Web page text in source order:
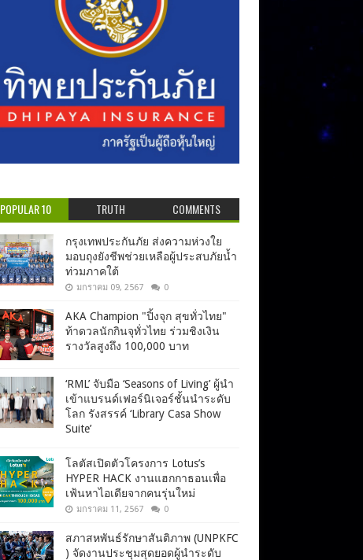
POPULAR 10 TRUTH COMMENTS
กรุงเทพประกันภัย ส่งความห่วงใย
มอบถุงยังชีพช่วยเหลือผู้ประสบภัยน้ำ
ท่วมภาคใต้
มกราคม 09, 2567 0
AKA Champion "ปิ้งจุก สุขทั่วไทย"
ท้าดวลนักกินจุทั่วไทย ร่วมชิงเงิน
รางวัลสูงถึง 100,000 บาท
‘RML’ จับมือ ‘Seasons of Living’ ผู้นำ
เข้าแบรนด์เฟอร์นิเจอร์ชั้นนำระดับ
โลก รังสรรค์ ‘Library Casa Show
Suite’
โลตัสเปิดตัวโครงการ Lotus’s
HYPER HACK งานแฮกกาธอนเพื่อ
เฟ้นหาไอเดียจากคนรุ่นใหม่
มกราคม 11, 2567 0
สภาสหพันธ์รักษาสันติภาพ (UNPKFC
) จัดงานประชุมสุดยอดผู้นำระดับ